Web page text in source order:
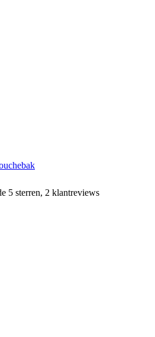
5 sterren, 2 klantreviews